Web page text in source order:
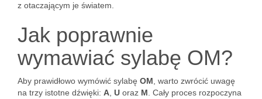
z otaczającym je światem.
Jak poprawnie
wymawiać sylabę OM?
Aby prawidłowo wymówić sylabę OM , warto zwrócić uwagę
na trzy istotne dźwięki: A U oraz M . Cały proces rozpoczyna